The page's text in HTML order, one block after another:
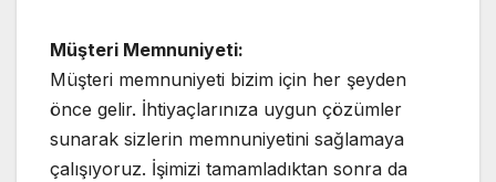
Müşteri Memnuniyeti:
Müşteri memnuniyeti bizim için her şeyden
önce gelir. İhtiyaçlarınıza uygun çözümler
sunarak sizlerin memnuniyetini sağlamaya
çalışıyoruz. İşimizi tamamladıktan sonra da